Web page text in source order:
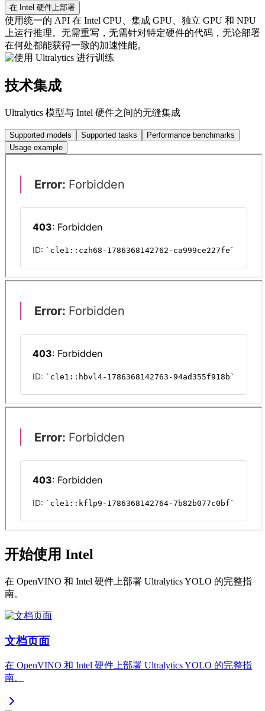
在 Intel 硬件上部署
使用统一的 API 在 Intel CPU、集成 GPU、独立 GPU 和 NPU
上运行推理。无需重写，无需针对特定硬件的代码，无论部署
在何处都能获得一致的加速性能。
技术集成
Ultralytics 模型与 Intel 硬件之间的无缝集成
Supported models Supported tasks
Performance benchmarks
Usage example
开始使用 Intel
在 OpenVINO 和 Intel 硬件上部署 Ultralytics YOLO 的完整指
南。
文档页面
在 OpenVINO 和 Intel 硬件上部署 Ultralytics YOLO 的完整指
南。